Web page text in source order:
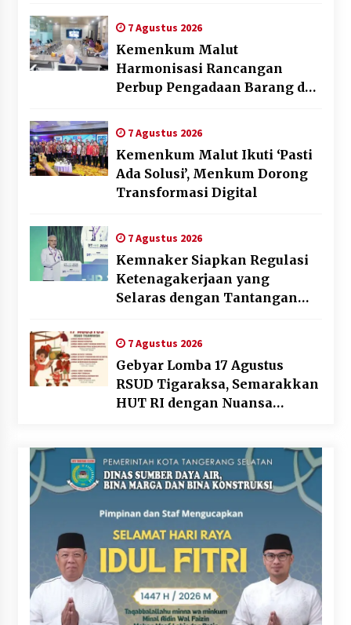
Daerah
7 Agustus 2026
Kemenkum Malut
Harmonisasi Rancangan
Perbup Pengadaan Barang dan
7 Agustus 2026
Kemenkum Malut Ikuti ‘Pasti
Ada Solusi’, Menkum Dorong
Transformasi Digital
7 Agustus 2026
Kemnaker Siapkan Regulasi
Ketenagakerjaan yang
Selaras dengan Tantangan
7 Agustus 2026
Gebyar Lomba 17 Agustus
RSUD Tigaraksa, Semarakkan
HUT RI dengan Nuansa